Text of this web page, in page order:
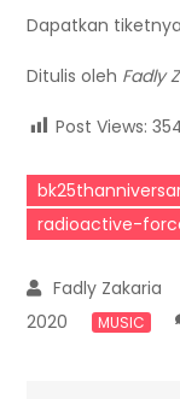
Dapatkan tiketnya
Ditulis oleh Fadly
Post Views:
radioactive-
2020
MUSIC